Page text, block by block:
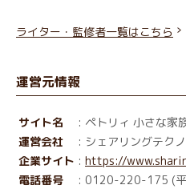
ライター・監修者一覧はこちら
運営元情報
サイト名
: ペトリィ 小さな家
運営会社
: シェアリングテク
企業サイト : https://
電話番号
: 0120-220-175 (